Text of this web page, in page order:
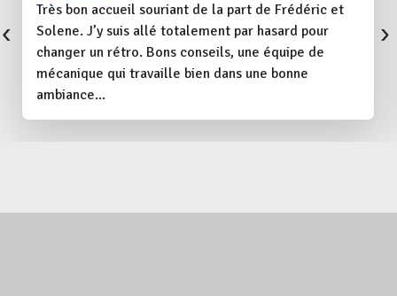
Très bon accueil souriant de la part de Frédéric et
Solene. J’y suis allé totalement par hasard pour
changer un rétro. Bons conseils, une équipe de
mécanique qui travaille bien dans une bonne
ambiance...
‹ ›